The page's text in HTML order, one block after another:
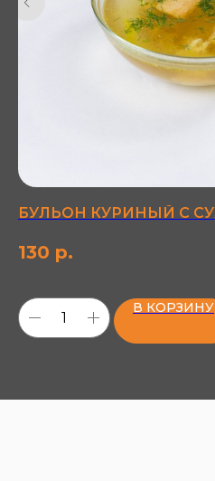
БУЛЬОН КУРИНЫЙ С
130 р.
В КОРЗИНУ